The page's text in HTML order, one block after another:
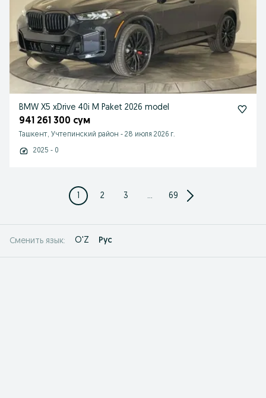
BMW X5 xDrive 40i M Paket 2026 model
941 261 300 сум
Ташкент, Учтепинский район - 28 июля 2026 г.
2025 - 0
1 2 3 ... 69
Сменить язык: O'Z Рус